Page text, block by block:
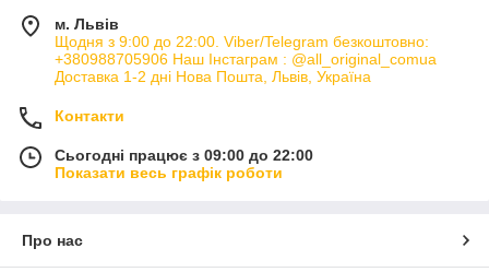
м. Львів
Щодня з 9:00 до 22:00. Viber/Telegram безкоштовно:
+380988705906 Наш Інстаграм : @all_original_comua
Доставка 1-2 дні Нова Пошта, Львів, Україна
Контакти
Сьогодні працює з 09:00 до 22:00
Показати весь графік роботи
Про нас